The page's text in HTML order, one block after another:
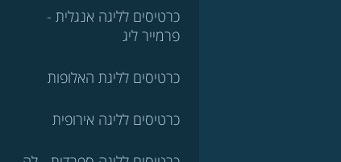
כרטיסים לליגה אנגלית -
פרמייר ליג
כרטיסים לליגת האלופות
כרטיסים לליגה אירופית